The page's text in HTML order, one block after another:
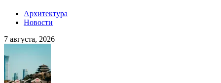
Архитектура
Новости
7 августа, 2026